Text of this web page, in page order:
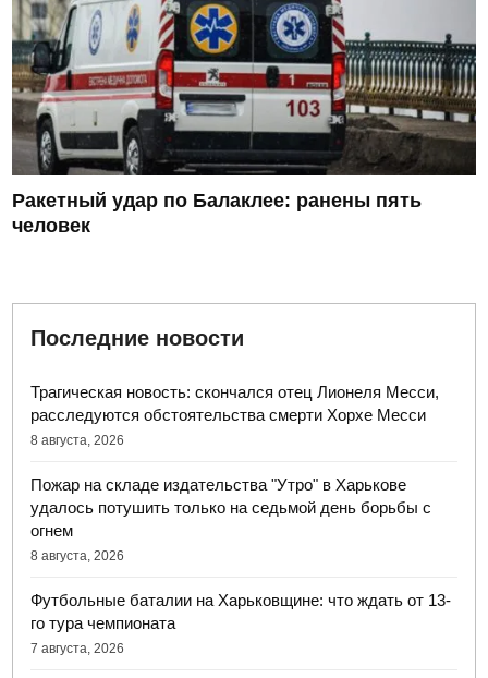
Ракетный удар по Балаклее: ранены пять
человек
Последние новости
Трагическая новость: скончался отец Лионеля Месси,
расследуются обстоятельства смерти Хорхе Месси
8 августа, 2026
Пожар на складе издательства "Утро" в Харькове
удалось потушить только на седьмой день борьбы с
огнем
8 августа, 2026
Футбольные баталии на Харьковщине: что ждать от 13-
го тура чемпионата
7 августа, 2026